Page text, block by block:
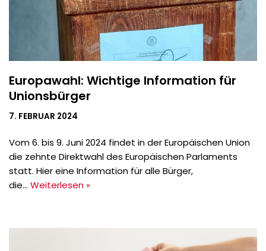
Europawahl: Wichtige Information für
Unionsbürger
7. FEBRUAR 2024
Vom 6. bis 9. Juni 2024 findet in der Europäischen Union
die zehnte Direktwahl des Europäischen Parlaments
statt. Hier eine Information für alle Bürger,
die… Weiterlesen »